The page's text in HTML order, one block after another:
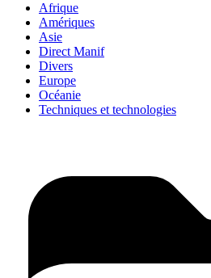
Afrique
Amériques
Asie
Direct Manif
Divers
Europe
Océanie
Techniques et technologies